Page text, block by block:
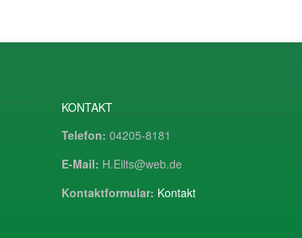
KONTAKT
Telefon: 04205-8181
E-Mail: H.Eilts@web.de
Kontaktformular: Kontakt